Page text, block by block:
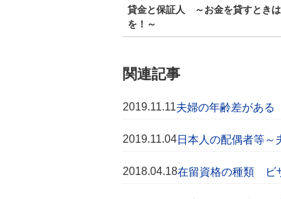
貸金と保証人 ～お金を貸すとき
を！～
関連記事
2019.11.11夫婦の年齢差がある
2019.11.04日本人の配偶者等～
2018.04.18在留資格の種類 ビ